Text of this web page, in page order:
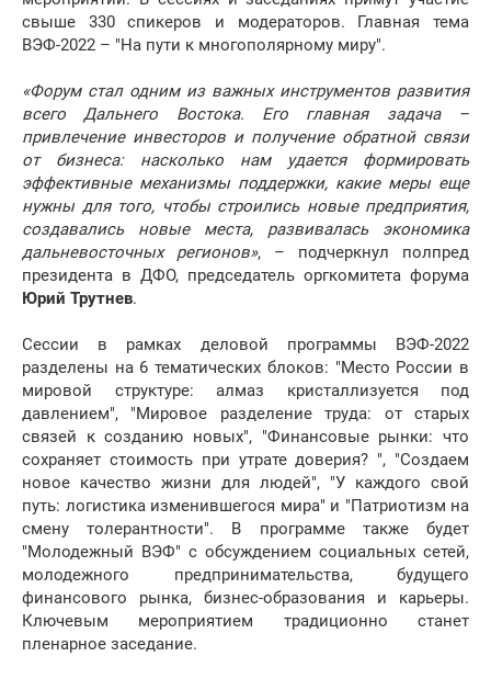
свыше 330 спикеров и модераторов. Главная тема
ВЭФ-2022 – "На пути к многополярному миру".
«Форум стал одним из важных инструментов развития
всего Дальнего Востока. Его главная задача –
привлечение инвесторов и получение обратной связи
от бизнеса: насколько нам удается формировать
эффективные механизмы поддержки, какие меры еще
нужны для того, чтобы строились новые предприятия,
создавались новые места, развивалась экономика
дальневосточных регионов», – подчеркнул полпред
президента в ДФО, председатель оргкомитета форума
Юрий Трутнев.
Сессии в рамках деловой программы ВЭФ-2022
разделены на 6 тематических блоков: "Место России в
мировой структуре: алмаз кристаллизуется под
давлением", "Мировое разделение труда: от старых
связей к созданию новых", "Финансовые рынки: что
сохраняет стоимость при утрате доверия? ", "Создаем
новое качество жизни для людей", "У каждого свой
путь: логистика изменившегося мира" и "Патриотизм на
смену толерантности". В программе также будет
"Молодежный ВЭФ" с обсуждением социальных сетей,
молодежного предпринимательства, будущего
финансового рынка, бизнес-образования и карьеры.
Ключевым мероприятием традиционно станет
пленарное заседание.